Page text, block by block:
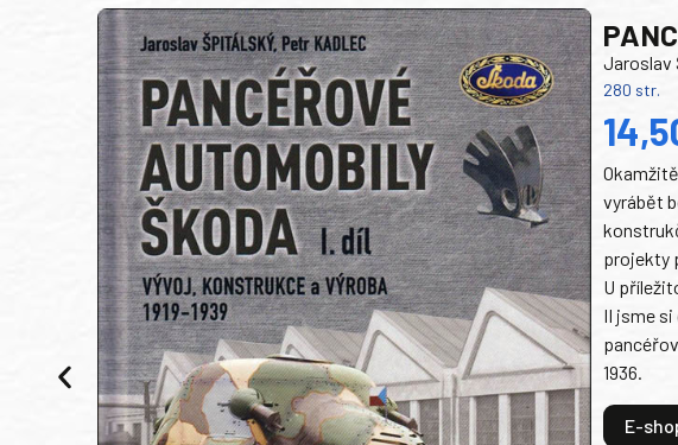
Jaroslav
280 str.
vyrábět
projekty
U
II jsme
1936.
E-